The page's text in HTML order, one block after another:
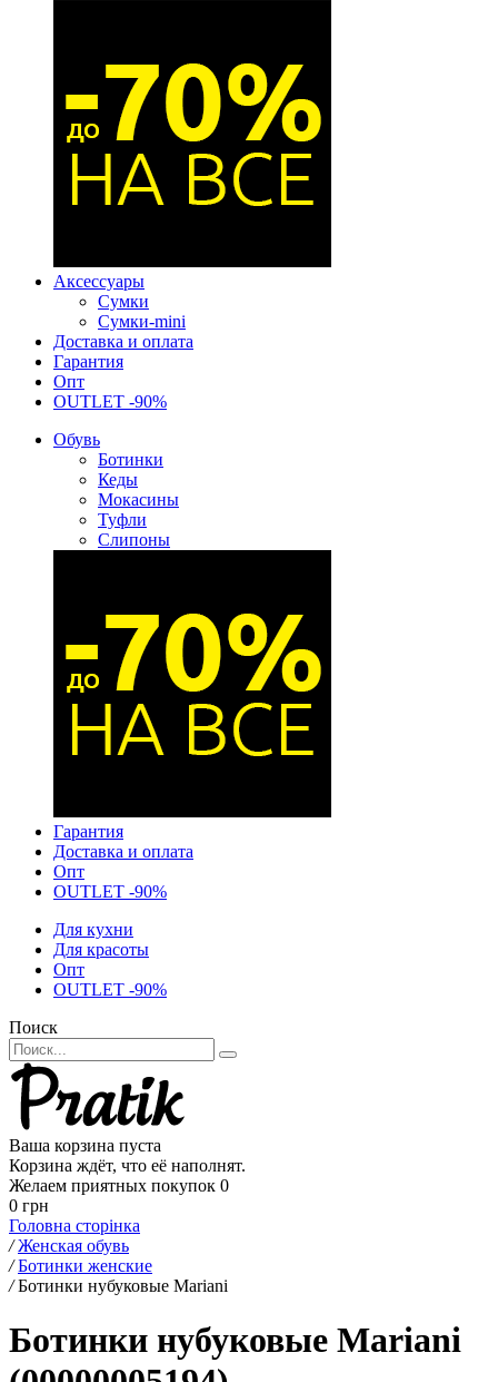
Аксессуары
Сумки
Сумки-mini
Доставка и оплата
Гарантия
Опт
OUTLET -90%
Обувь
Ботинки
Кеды
Мокасины
Туфли
Слипоны
Гарантия
Доставка и оплата
Опт
OUTLET -90%
Для кухни
Для красоты
Опт
OUTLET -90%
Поиск
Ваша корзина пуста
Корзина ждёт, что её наполнят.
Желаем приятных покупок 0
0 грн
Головна сторінка
/ Женская обувь
/ Ботинки женские
/ Ботинки нубуковые Mariani
Ботинки нубуковые Mariani